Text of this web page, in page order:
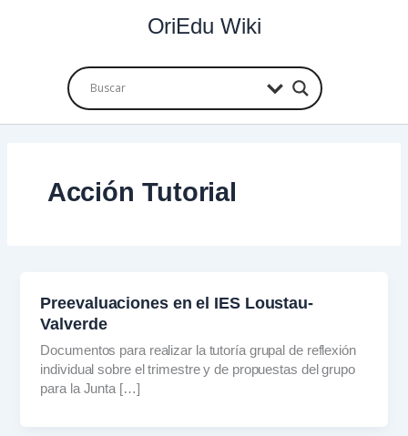
OriEdu Wiki
Acción Tutorial
Preevaluaciones en el IES Loustau-
Valverde
Documentos para realizar la tutoría grupal de reflexión
individual sobre el trimestre y de propuestas del grupo
para la Junta […]